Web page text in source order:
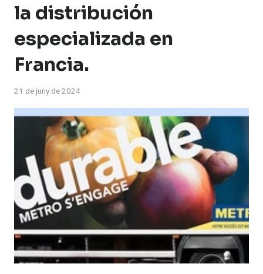
la distribución
especializada en
Francia.
21 de juny de 2024